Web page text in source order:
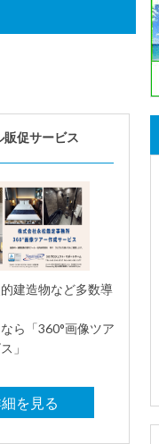
販促サービス
建造物など多数導
ら「360°画像ツア
」
を見る